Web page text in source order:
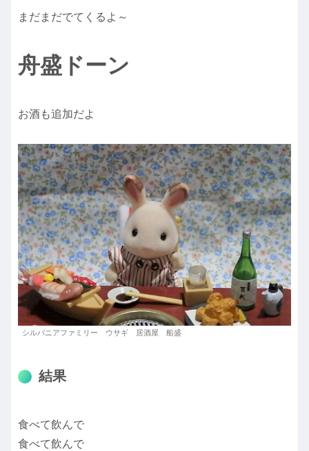
まだまだでてくるよ～
舟盛ドーン
お酒も追加だよ
シルバニアファミリー ウサギ 居酒屋 船盛
結果
食べて飲んで
食べて飲んで